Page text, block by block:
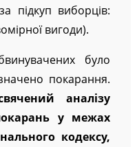
підкуп виборців:
вигоди).
було
покарання.
аналізу
у межах
кодексу,